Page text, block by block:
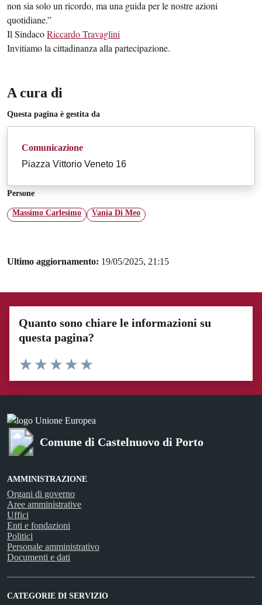
non sia solo un ricordo, ma una guida per le nostre azioni
quotidiane.”
Il SindacoRiccardo Travaglini
Invitiamo la cittadinanza alla partecipazione.
A cura di
Questa pagina è gestita da
Comunicazione
Piazza Vittorio Veneto 16
Persone
Massimo Carlesimo Vania Di Meo
Ultimo aggiornamento: 19/05/2025, 21:15
Quanto sono chiare le informazioni su
questa pagina?
Comune di Castelnuovo di Porto
AMMINISTRAZIONE
Organi di governo
Aree amministrative
Uffici
Enti e fondazioni
Politici
Personale amministrativo
Documenti e dati
CATEGORIE DI SERVIZIO